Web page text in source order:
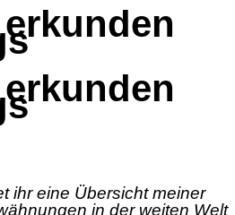
ihr eine Übersicht meiner
in der weiten Welt